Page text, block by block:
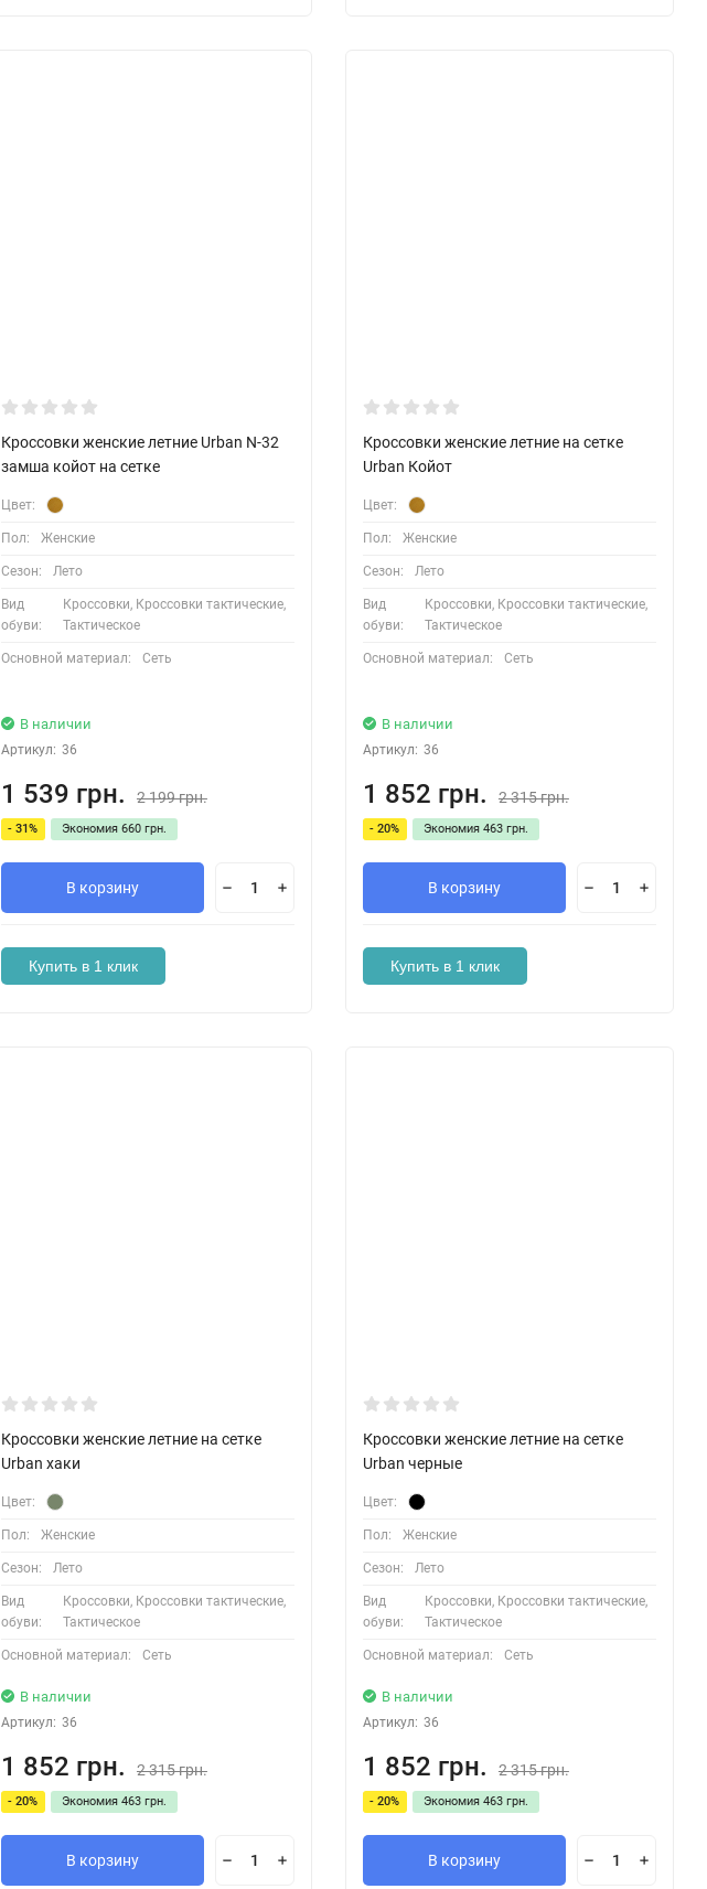
Кроссовки женские летние Urban N-32
замша койот на сетке
Цвет:
Пол: Женские
Сезон: Лето
Вид
обуви:
Кроссовки, Кроссовки тактические,
Тактическое
Основной материал: Сеть
В наличии
Артикул: 36
1 539 грн. 2 199 грн.
- 31% Экономия 660 грн.
В корзину
Купить в 1 клик
Кроссовки женские летние на сетке
Urban Койот
Цвет:
Пол: Женские
Сезон: Лето
Вид
обуви:
Кроссовки, Кроссовки тактические,
Тактическое
Основной материал: Сеть
В наличии
Артикул: 36
1 852 грн. 2 315 грн.
- 20% Экономия 463 грн.
В корзину
Купить в 1 клик
Кроссовки женские летние на сетке
Urban хаки
Цвет:
Пол: Женские
Сезон: Лето
Вид
обуви:
Кроссовки, Кроссовки тактические,
Тактическое
Основной материал: Сеть
В наличии
Артикул: 36
1 852 грн. 2 315 грн.
- 20% Экономия 463 грн.
В корзину
Кроссовки женские летние на сетке
Urban черные
Цвет:
Пол: Женские
Сезон: Лето
Вид
обуви:
Кроссовки, Кроссовки тактические,
Тактическое
Основной материал: Сеть
В наличии
Артикул: 36
1 852 грн. 2 315 грн.
- 20% Экономия 463 грн.
В корзину